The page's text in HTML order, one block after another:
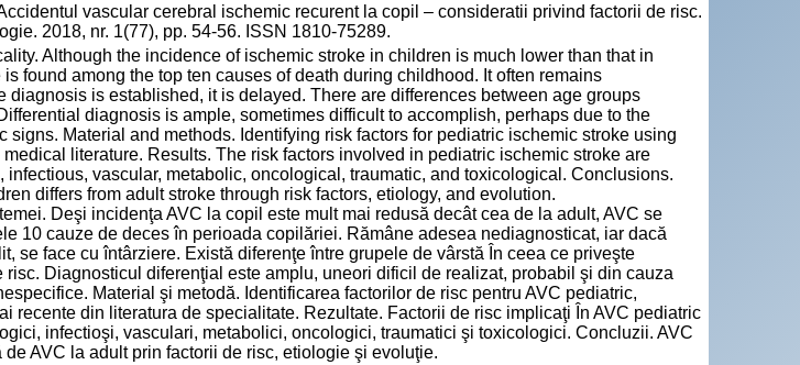
vascular cerebral ischemic recurent la copil – consideratii privind factorii de risc.
2018, nr. 1(77), pp. 54-56. ISSN 1810-75289.
Although the incidence of ischemic stroke in children is much lower than that in
found among the top ten causes of death during childhood. It often remains
diagnosis is established, it is delayed. There are differences between age groups
diagnosis is ample, sometimes difficult to accomplish, perhaps due to the
signs. Material and methods. Identifying risk factors for pediatric ischemic stroke using
medical literature. Results. The risk factors involved in pediatric ischemic stroke are
infectious, vascular, metabolic, oncological, traumatic, and toxicological. Conclusions.
differs from adult stroke through risk factors, etiology, and evolution.
Deşi incidenţa AVC la copil este mult mai redusă decât cea de la adult, AVC se
10 cauze de deces în perioada copilăriei. Rămâne adesea nediagnosticat, iar dacă
se face cu întârziere. Există diferenţe între grupele de vârstă În ceea ce priveşte
risc. Diagnosticul diferenţial este amplu, uneori dificil de realizat, probabil şi din cauza
Material şi metodă. Identificarea factorilor de risc pentru AVC pediatric,
recente din literatura de specialitate. Rezultate. Factorii de risc implicaţi În AVC pediatric
infectioşi, vasculari, metabolici, oncologici, traumatici şi toxicologici. Concluzii. AVC
AVC la adult prin factorii de risc, etiologie şi evoluţie.